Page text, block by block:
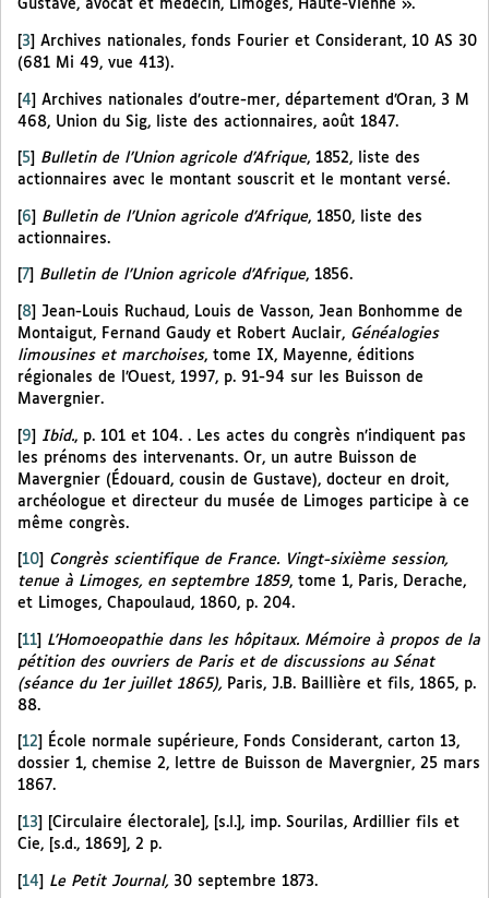
Gustave, avocat et médecin, Limoges, Haute-Vienne ».
3
Archives nationales, fonds Fourier et Considerant, 10 AS 30
(681 Mi 49, vue 413).
[4] Archives nationales d’outre-mer, département d’Oran, 3 M
468, Union du Sig, liste des actionnaires, août 1847.
5 Bulletin de l’Union agricole d’Afrique, 1852, liste des
actionnaires avec le montant souscrit et le montant versé.
[6] Bulletin de l’Union agricole d’Afrique, 1850, liste des
actionnaires.
7 Bulletin de l’Union agricole d’Afrique, 1856.
8
Jean-Louis Ruchaud, Louis de Vasson, Jean Bonhomme de
Montaigut, Fernand Gaudy et Robert Auclair, Généalogies
limousines et marchoises, tome IX, Mayenne, éditions
régionales de l’Ouest, 1997, p. 91-94 sur les Buisson de
Mavergnier.
[9] Ibid., p. 101 et 104. . Les actes du congrès n’indiquent pas
les prénoms des intervenants. Or, un autre Buisson de
Mavergnier (Édouard, cousin de Gustave), docteur en droit,
archéologue et directeur du musée de Limoges participe à ce
même congrès.
10
Congrès scientifique de France. Vingt-sixième session,
tenue à Limoges, en septembre 1859, tome 1, Paris, Derache,
et Limoges, Chapoulaud, 1860, p. 204.
[11] L’Homoeopathie dans les hôpitaux. Mémoire à propos de la
pétition des ouvriers de Paris et de discussions au Sénat
(séance du 1er juillet 1865), Paris, J.B. Baillière et fils, 1865, p.
88.
12
École normale supérieure, Fonds Considerant, carton 13,
dossier 1, chemise 2, lettre de Buisson de Mavergnier, 25 mars
1867.
13
[Circulaire électorale], [s.l.], imp. Sourilas, Ardillier fils et
Cie, [s.d., 1869], 2 p.
[14] Le Petit Journal, 30 septembre 1873.